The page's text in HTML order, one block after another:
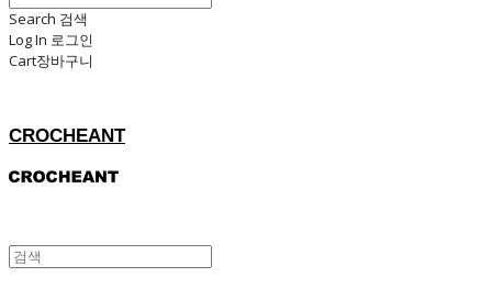
Search 검색
Log In 로그인
Cart장바구니
CROCHEANT